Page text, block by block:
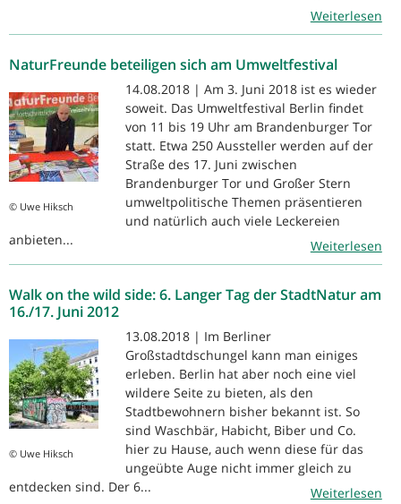
Weiterlesen
NaturFreunde beteiligen sich am Umweltfestival
© Uwe Hiksch
14.08.2018 | Am 3. Juni 2018 ist es wieder
soweit. Das Umweltfestival Berlin findet
von 11 bis 19 Uhr am Brandenburger Tor
statt. Etwa 250 Aussteller werden auf der
Straße des 17. Juni zwischen
Brandenburger Tor und Großer Stern
umweltpolitische Themen präsentieren
und natürlich auch viele Leckereien
anbieten...
Weiterlesen
Walk on the wild side: 6. Langer Tag der StadtNatur am
16./17. Juni 2012
© Uwe Hiksch
13.08.2018 | Im Berliner
Großstadtdschungel kann man einiges
erleben. Berlin hat aber noch eine viel
wildere Seite zu bieten, als den
Stadtbewohnern bisher bekannt ist. So
sind Waschbär, Habicht, Biber und Co.
hier zu Hause, auch wenn diese für das
ungeübte Auge nicht immer gleich zu
entdecken sind. Der 6...
Weiterlesen